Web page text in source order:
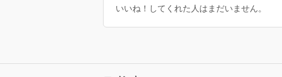
いいね！してくれた人はまだいません。